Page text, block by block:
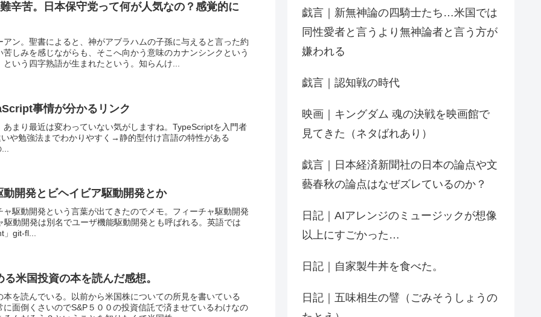
辛苦。日本保守党って何が人気なの？感覚的に
ン。聖書によると、神がアブラハムの子孫に与えると言った約
しみを感じながらも、そこへ向かう意味のカナンシンクという
いう四字熟語が生まれたという。知らんけ...
事情が分かるリンク
まり最近は変わっていない気がしますね。TypeScriptを入門者
や勉強法までわかりやすく→静的型付け言語の特性がある
動開発とビヘイビア駆動開発とか
駆動開発という言葉が出てきたのでメモ。フィーチャ駆動開発
駆動開発は別名でユーザ機能駆動開発とも呼ばれる。英語では
」git-fl...
米国投資の本を読んだ感想。
を読んでいる。以前から米国株についての所見を書いている
面倒くさいのでS&P５００の投資信託で済ませているわけなの
戯言｜新無神論の四騎士たち…米国では
同性愛者と言うより無神論者と言う方が
嫌われる
戯言｜認知戦の時代
映画｜キングダム 魂の決戦を映画館で
見てきた（ネタばれあり）
戯言｜日本経済新聞社の日本の論点や文
藝春秋の論点はなぜズレているのか？
日記｜AIアレンジのミュージックが想像
以上にすごかった…
日記｜自家製牛丼を食べた。
日記｜五味相生の譬（ごみそうしょうの